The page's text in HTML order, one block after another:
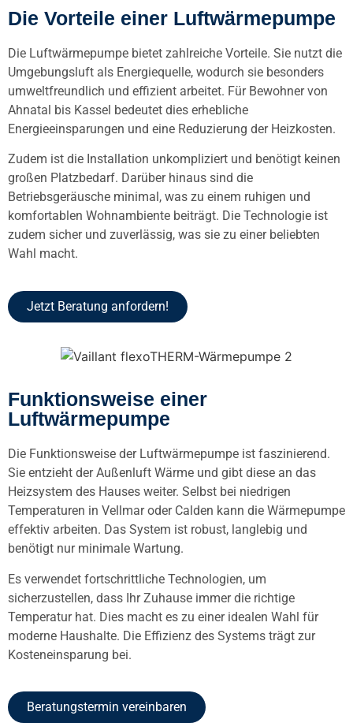
Die Vorteile einer Luftwärmepumpe
Die Luftwärmepumpe bietet zahlreiche Vorteile. Sie nutzt die
Umgebungsluft als Energiequelle, wodurch sie besonders
umweltfreundlich und effizient arbeitet. Für Bewohner von
Ahnatal bis Kassel bedeutet dies erhebliche
Energieeinsparungen und eine Reduzierung der Heizkosten.
Zudem ist die Installation unkompliziert und benötigt keinen
großen Platzbedarf. Darüber hinaus sind die
Betriebsgeräusche minimal, was zu einem ruhigen und
komfortablen Wohnambiente beiträgt. Die Technologie ist
zudem sicher und zuverlässig, was sie zu einer beliebten
Wahl macht.
Jetzt Beratung anfordern!
Funktionsweise einer
Luftwärmepumpe
Die Funktionsweise der Luftwärmepumpe ist faszinierend.
Sie entzieht der Außenluft Wärme und gibt diese an das
Heizsystem des Hauses weiter. Selbst bei niedrigen
Temperaturen in Vellmar oder Calden kann die Wärmepumpe
effektiv arbeiten. Das System ist robust, langlebig und
benötigt nur minimale Wartung.
Es verwendet fortschrittliche Technologien, um
sicherzustellen, dass Ihr Zuhause immer die richtige
Temperatur hat. Dies macht es zu einer idealen Wahl für
moderne Haushalte. Die Effizienz des Systems trägt zur
Kosteneinsparung bei.
Beratungstermin vereinbaren